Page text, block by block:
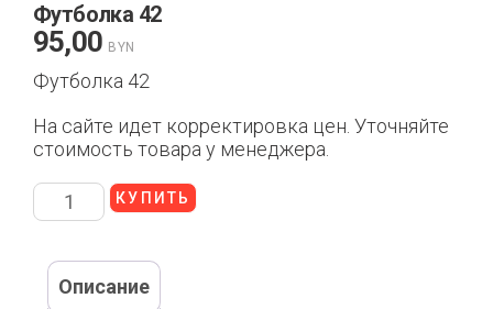
Футболка 42
95,00 BYN
Футболка 42
На сайте идет корректировка цен. Уточняйте
стоимость товара у менеджера.
КУПИТЬ
Описание